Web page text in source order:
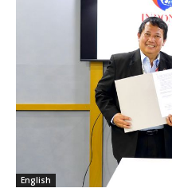
English